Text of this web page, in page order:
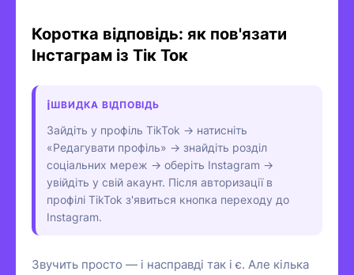
Коротка відповідь: як пов'язати
Інстаграм із Тік Ток
ШВИДКА ВІДПОВІДЬ
Зайдіть у профіль TikTok → натисніть
«Редагувати профіль» → знайдіть розділ
соціальних мереж → оберіть Instagram →
увійдіть у свій акаунт. Після авторизації в
профілі TikTok з'явиться кнопка переходу до
Instagram.
Звучить просто — і насправді так і є. Але кілька